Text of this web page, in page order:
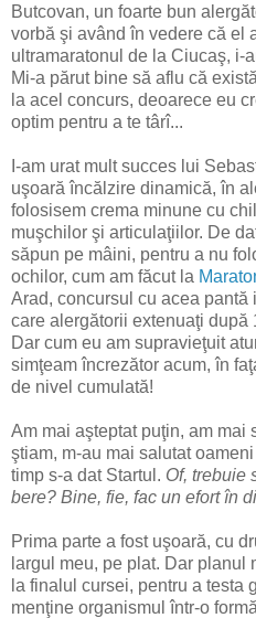
Butcovan, un foarte bun
vorbă şi având în vedere că el
ultramaratonul de la Ciucaş, i-
Mi-a părut bine să aflu că
la acel concurs, deoarece eu
optim pentru a te târî...
I-am urat mult succes lui
uşoară încălzire dinamică, în
folosisem crema minune cu
muşchilor şi articulaţiilor. De
săpun pe mâini, pentru a nu
ochilor, cum am făcut la
Arad, concursul cu acea pantă
care alergătorii extenuaţi după
Dar cum eu am supravieţuit
simţeam încrezător acum, în
de nivel cumulată!
Am mai aşteptat puţin, am mai
ştiam, m-au mai salutat
timp s-a dat Startul. Of, trebuie
bere? Bine, fie, fac un efort în
Prima parte a fost uşoară, cu
largul meu, pe plat. Dar planul
la finalul cursei, pentru a testa
menţine organismul într-o